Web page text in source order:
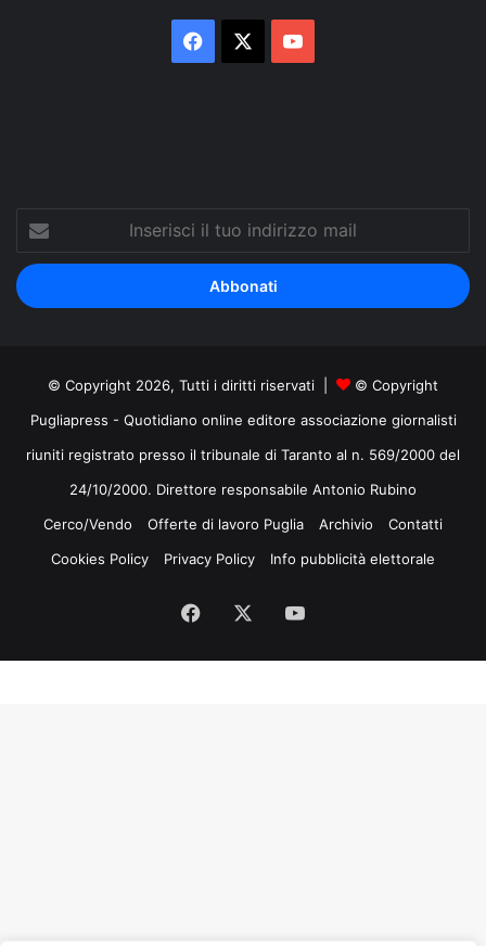
Facebook
tuo
indirizzo
mail
© Copyright 2026, Tutti i diritti riservati |
© Copyright
Pugliapress - Quotidiano online editore associazione giornalisti
riuniti registrato presso il tribunale di Taranto al n. 569/2000 del
24/10/2000. Direttore responsabile Antonio Rubino
Cerco/Vendo
Offerte di lavoro Puglia Archivio
Contatti
Cookies Policy
Privacy Policy Info pubblicità elettorale
Facebook
Tube